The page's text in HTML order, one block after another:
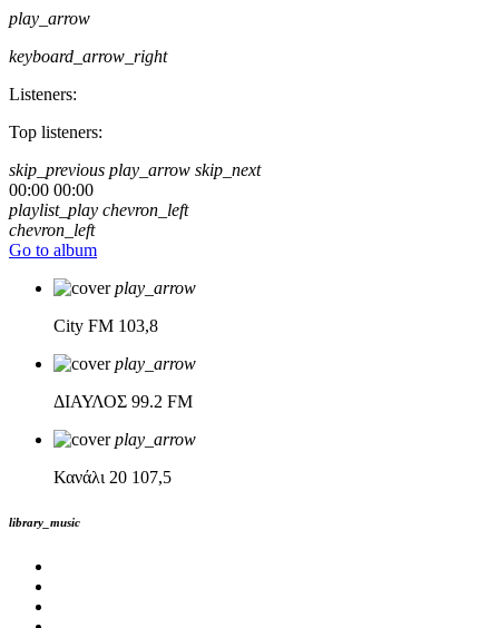
play_arrow
keyboard_arrow_right
Listeners:
Top listeners:
skip_previous play_arrow skip_next
00:00 00:00
playlist_play chevron_left
chevron_left
Go to album
play_arrow
City FM 103,8
play_arrow
ΔΙΑΥΛΟΣ 99.2 FM
play_arrow
Κανάλι 20 107,5
library_music